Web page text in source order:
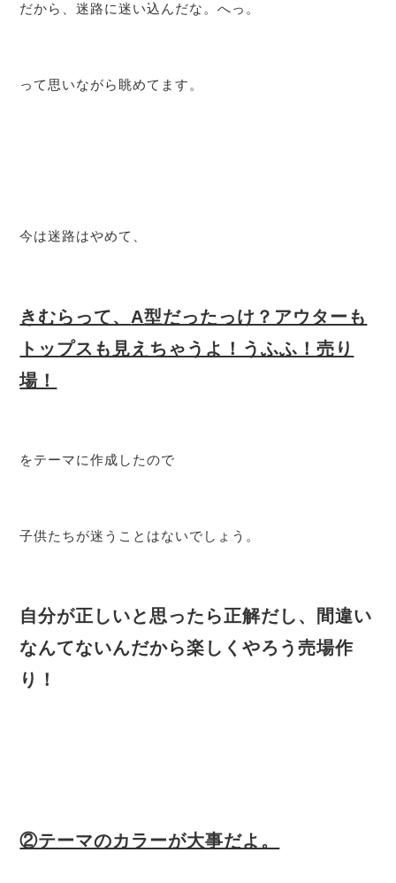
だから、迷路に迷い込んだな。へっ。
って思いながら眺めてます。
今は迷路はやめて、
きむらって、 A型だったっけ？アウターも
トップスも見えちゃうよ！うふふ！売り
場！
をテーマに作成したので
子供たちが迷うことはないでしょう。
自分が正しいと思ったら正解だし、間違い
なんてないんだから楽しくやろう売場作
り！
②テーマのカラーが大事だよ。